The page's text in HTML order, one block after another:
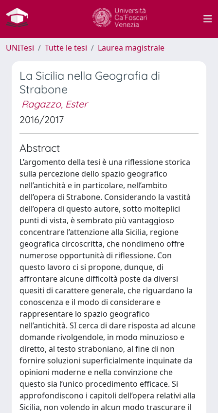
UNITesi Tutte le tesi Laurea magistrale
La Sicilia nella Geografia di
Strabone
Ragazzo, Ester
2016/2017
Abstract
L’argomento della tesi è una riflessione storica
sulla percezione dello spazio geografico
nell’antichità e in particolare, nell’ambito
dell’opera di Strabone. Considerando la vastità
dell’opera di questo autore, sotto molteplici
punti di vista, è sembrato più vantaggioso
concentrare l’attenzione alla Sicilia, regione
geografica circoscritta, che nondimeno offre
numerose opportunità di riflessione. Con
questo lavoro ci si propone, dunque, di
affrontare alcune difficoltà poste da diversi
quesiti di carattere generale, che riguardano la
conoscenza e il modo di considerare e
rappresentare lo spazio geografico
nell’antichità. SI cerca di dare risposta ad alcune
domande rivolgendole, in modo minuzioso e
diretto, al testo straboniano, al fine di non
fornire soluzioni superficialmente inquinate da
opinioni moderne e nella convinzione che
questo sia l’unico procedimento efficace. Si
approfondiscono i capitoli dell’opera relativi alla
Sicilia, non volendo in alcun modo trascurare il